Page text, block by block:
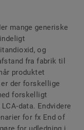
mange generiske
og
fra fabrik til
produktet
der forskellige
forskelligt
data. Endvidere
for fx End of